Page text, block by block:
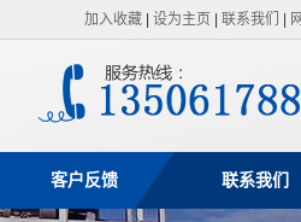
加入收藏 设为主页 联系我们
客户反馈 联系我们